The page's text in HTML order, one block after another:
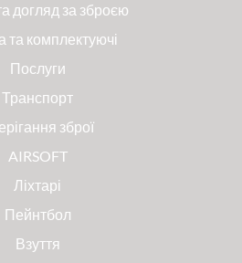
догляд за зброєю
та комплектуючі
Послуги
Транспорт
зброї
AIRSOFT
Ліхтарі
Пейнтбол
Взуття